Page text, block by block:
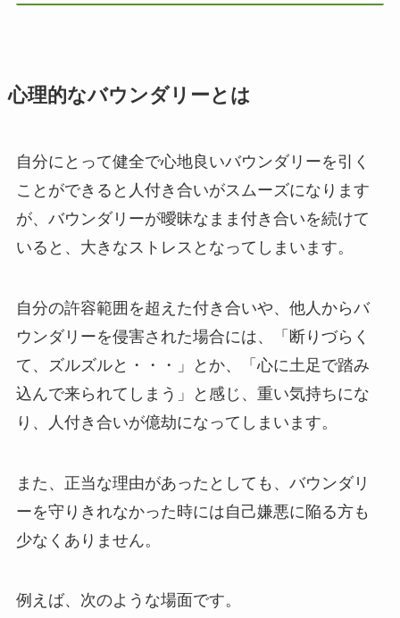
心理的なバウンダリーとは
自分にとって健全で心地良いバウンダリーを引く
ことができると人付き合いがスムーズになります
が、バウンダリーが曖昧なまま付き合いを続けて
いると、大きなストレスとなってしまいます。
自分の許容範囲を超えた付き合いや、他人からバ
ウンダリーを侵害された場合には、「断りづらく
て、ズルズルと・・・」とか、「心に土足で踏み
込んで来られてしまう」と感じ、重い気持ちにな
り、人付き合いが億劫になってしまいます。
また、正当な理由があったとしても、バウンダリ
ーを守りきれなかった時には自己嫌悪に陥る方も
少なくありません。
例えば、次のような場面です。